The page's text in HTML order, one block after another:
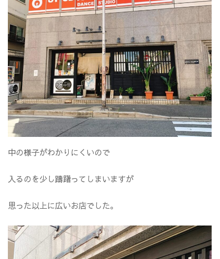
中の様子がわかりにくいので
入るのを少し躊躇ってしまいますが
思った以上に広いお店でした。